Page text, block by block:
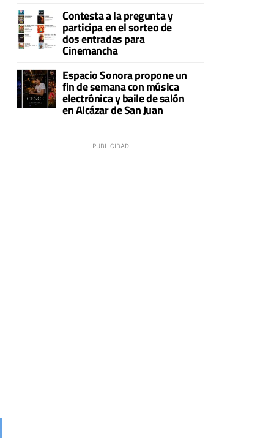
Contesta a la pregunta y
participa en el sorteo de
dos entradas para
Cinemancha
Espacio Sonora propone un
fin de semana con música
electrónica y baile de salón
en Alcázar de San Juan